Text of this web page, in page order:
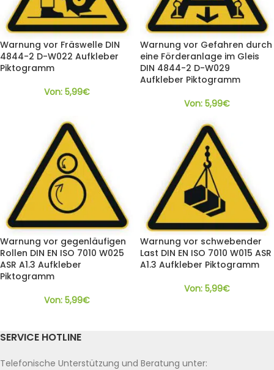
Warnung vor Fräswelle DIN
4844-2 D-W022 Aufkleber
Piktogramm
Von: 5,99€
Warnung vor Gefahren durch
eine Förderanlage im Gleis
DIN 4844-2 D-W029
Aufkleber Piktogramm
Von: 5,99€
Warnung vor gegenläufigen
Rollen DIN EN ISO 7010 W025
ASR A1.3 Aufkleber
Piktogramm
Von: 5,99€
Warnung vor schwebender
Last DIN EN ISO 7010 W015 ASR
A1.3 Aufkleber Piktogramm
Von: 5,99€
SERVICE HOTLINE
Telefonische Unterstützung und Beratung unter: